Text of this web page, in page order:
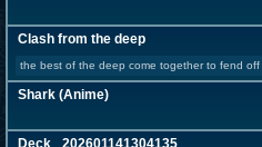
Clash from the deep
the best of the deep come together to fend off
Shark (Anime)